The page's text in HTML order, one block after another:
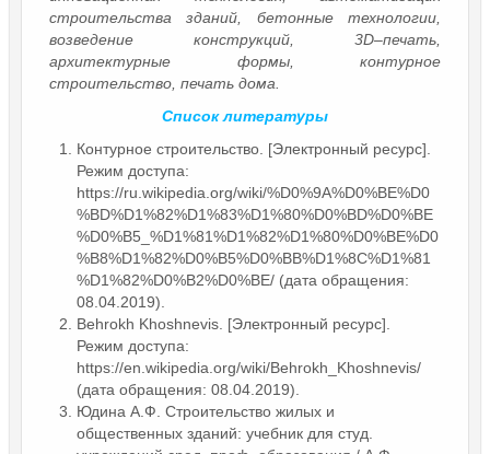
строительства зданий, бетонные технологии,
возведение конструкций, 3D–печать,
архитектурные формы, контурное
строительство, печать дома.
Список литературы
Контурное строительство. [Электронный ресурс].
Режим доступа:
https://ru.wikipedia.org/wiki/%D0%9A%D0%BE%D0
%BD%D1%82%D1%83%D1%80%D0%BD%D0%BE
%D0%B5_%D1%81%D1%82%D1%80%D0%BE%D0
%B8%D1%82%D0%B5%D0%BB%D1%8C%D1%81
%D1%82%D0%B2%D0%BE/ (дата обращения:
08.04.2019).
Behrokh Khoshnevis. [Электронный ресурс].
Режим доступа:
https://en.wikipedia.org/wiki/Behrokh_Khoshnevis/
(дата обращения: 08.04.2019).
Юдина А.Ф. Строительство жилых и
общественных зданий: учебник для студ.